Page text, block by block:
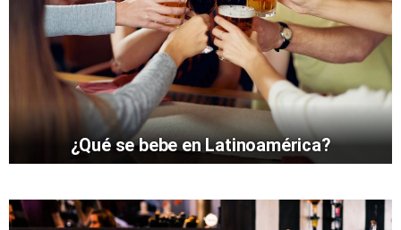
¿Qué se bebe en Latinoamérica?